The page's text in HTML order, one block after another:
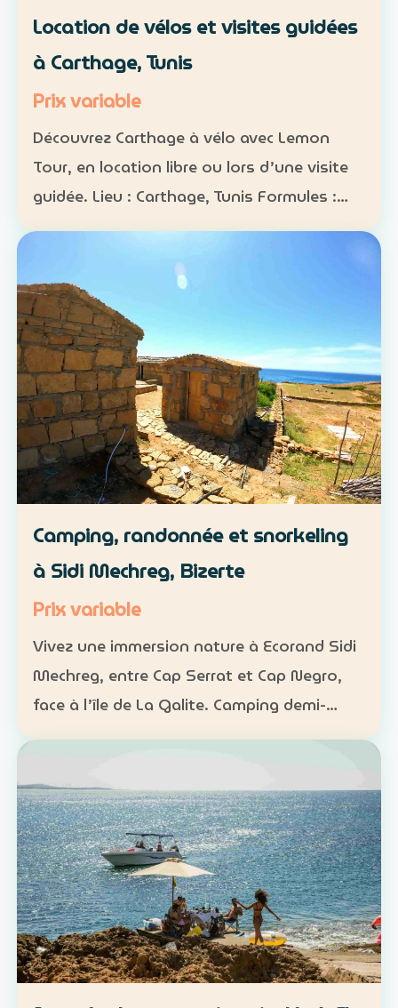
Location de vélos et visites guidées
à Carthage, Tunis
Prix variable
Découvrez Carthage à vélo avec Lemon
Tour, en location libre ou lors d’une visite
guidée. Lieu : Carthage, Tunis Formules :
location libre ou parcours accompagné
patrimoine lo…
Camping, randonnée et snorkeling
à Sidi Mechreg, Bizerte
Prix variable
Vivez une immersion nature à Ecorand Sidi
Mechreg, entre Cap Serrat et Cap Negro,
face à l’île de La Galite. Camping demi-
pension : 65 DT Camping pension complète
déjeuner : 120 DT…